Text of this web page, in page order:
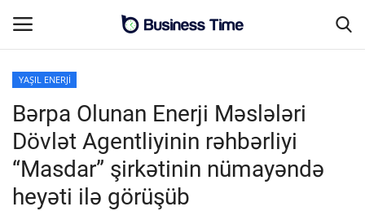
Əsas səhifə
Əlaqə
MALİYYƏ-BİZNES
YAŞIL ENERJİ
Bərpa Olunan Enerji Məslələri
Dövlət Agentliyinin rəhbərliyi
“Masdar” şirkətinin nümayəndə
heyəti ilə görüşüb